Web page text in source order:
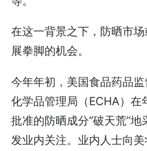
在这一背景之下，防晒市
展拳脚的机会。
今年年初，美国食品药品
化学品管理局（ECHA）在
批准的防晒成分“破天荒”地
发业内关注。业内人士向美